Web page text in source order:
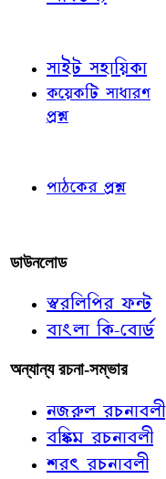
সাইট সহায়িকা
কয়েকটি সাধারণ
প্রশ্ন
পাঠকের প্রশ্ন
ডাউনলোড
স্বরলিপির ফন্ট
বাংলা কি-বোর্ড
অন্যান্য রচনা-সম্ভার
নজরুল রচনাবলী
বঙ্কিম রচনাবলী
শরৎ রচনাবলী